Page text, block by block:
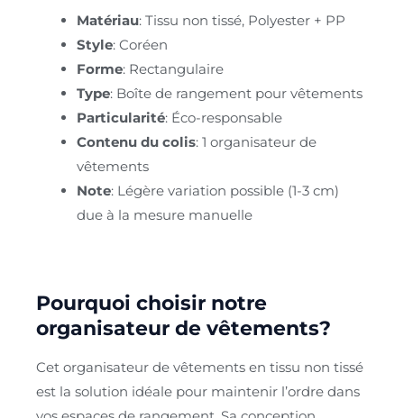
Matériau: Tissu non tissé, Polyester + PP
Style: Coréen
Forme: Rectangulaire
Type: Boîte de rangement pour vêtements
Particularité: Éco-responsable
Contenu du colis: 1 organisateur de
vêtements
Note: Légère variation possible (1-3 cm)
due à la mesure manuelle
Pourquoi choisir notre
organisateur de vêtements?
Cet organisateur de vêtements en tissu non tissé
est la solution idéale pour maintenir l’ordre dans